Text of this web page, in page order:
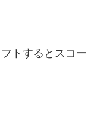
トするとスコー